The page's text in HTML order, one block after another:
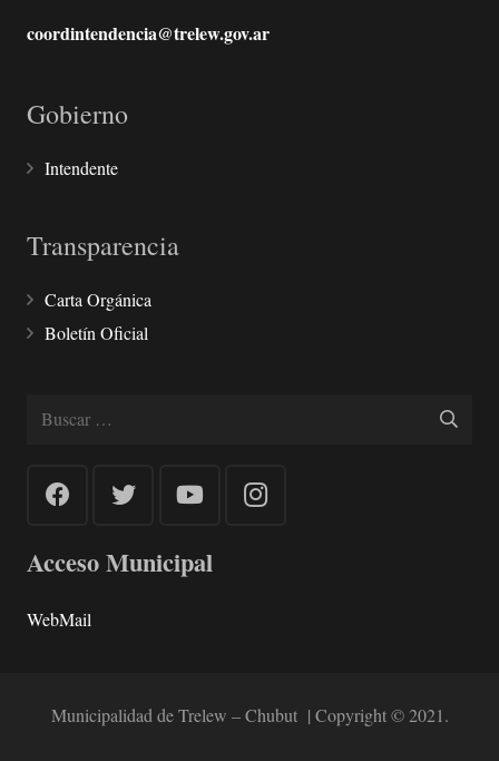
coordintendencia@trelew.gov.ar
Gobierno
Intendente
Transparencia
Carta Orgánica
Boletín Oficial
Buscar:
Acceso Municipal
WebMail
Municipalidad de Trelew – Chubut | Copyright © 2021.